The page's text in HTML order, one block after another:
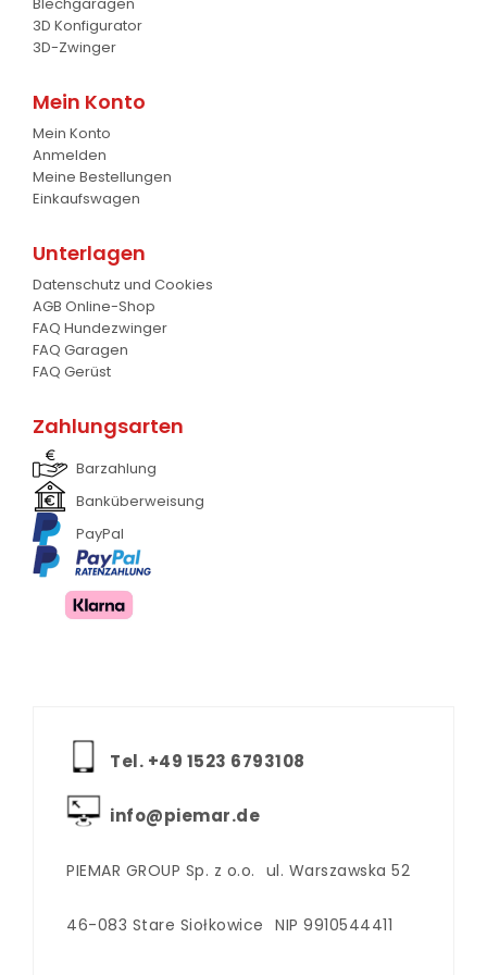
Baumgreifer
Schaufel
Gabel
Krokodil Gabel und Schaufel
Silageschieber
Frontlader
Frontanbau Kat. 1 und Kat.2
3D Konfigurator
3D-Zwinger
Mein Konto
Mein Konto
Anmelden
Meine Bestellungen
Einkaufswagen
Unterlagen
Datenschutz und Cookies
AGB Online-Shop
FAQ Hundezwinger
FAQ Garagen
FAQ Gerüst
Zahlungsarten
Barzahlung
Banküberweisung
PayPal
Tel. +‪49 1523 6793108
info@piemar.de
PIEMAR GROUP Sp. z o.o. ul. Warszawska 52
46-083 Stare Siołkowice NIP 9910544411